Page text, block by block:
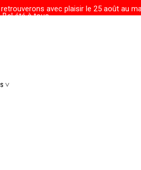
avec plaisir le 25 août au
Bel été à tous.
˅